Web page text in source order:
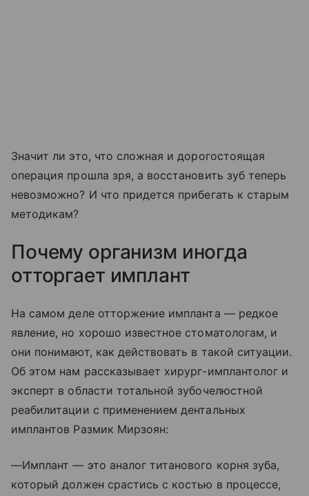
Значит ли это, что сложная и дорогостоящая
операция прошла зря, а восстановить зуб теперь
невозможно? И что придется прибегать к старым
методикам?
Почему организм иногда
отторгает имплант
На самом деле отторжение импланта — редкое
явление, но хорошо известное стоматологам, и
они понимают, как действовать в такой ситуации.
Об этом нам рассказывает хирург-имплантолог и
эксперт в области тотальной зубочелюстной
реабилитации с применением дентальных
имплантов Размик Мирзоян:
—Имплант — это аналог титанового корня зуба,
который должен срастись с костью в процессе,